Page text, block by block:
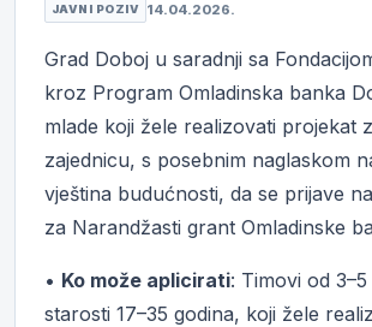
JAVNI POZIV 14.04.2026.
Grad Doboj u saradnji sa
kroz Program Omladinska banka
mlade koji žele realizovati projekat
zajednicu, s posebnim naglaskom
vještina budućnosti, da se prijave
za Narandžasti grant Omladinske
• Ko može aplicirati: Timovi od
starosti 17–35 godina, koji žele